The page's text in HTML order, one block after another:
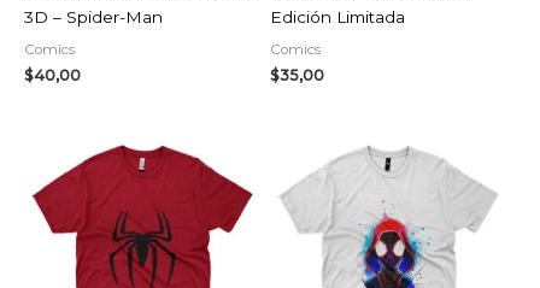
3D – Spider-Man
Comics
$40,00
Edición Limitada
Comics
$35,00